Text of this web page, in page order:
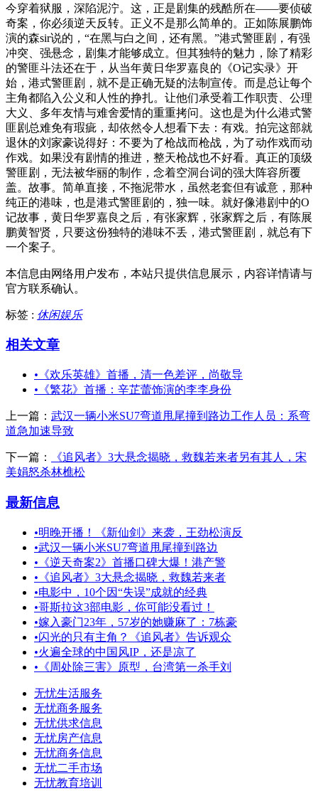
今穿着狱服，深陷泥泞。这，正是剧集的残酷所在——要侦破
奇案，你必须逆天反转。正义不是那么简单的。正如陈展鹏饰
演的森sir说的，“在黑与白之间，还有黑。”港式警匪剧，有强
冲突、强悬念，剧集才能够成立。但其独特的魅力，除了精彩
的警匪斗法还在于，从当年黄日华罗嘉良的《O记实录》开
始，港式警匪剧，就不是正确无疑的法制宣传。而是总让每个
主角都陷入公义和人性的挣扎。让他们承受着工作职责、公理
大义、多年友情与难舍爱情的重重拷问。这也是为什么港式警
匪剧总难免有瑕疵，却依然令人想看下去：有戏。拍完这部就
退休的刘家豪说得好：不要为了枪战而枪战，为了动作戏而动
作戏。如果没有剧情的推进，整天枪战也不好看。真正的顶级
警匪剧，无法被华丽的制作，念着空洞台词的强大阵容所覆
盖。故事。简单直接，不拖泥带水，虽然老套但有诚意，那种
纯正的港味，也是港式警匪剧的，独一味。就好像港剧中的O
记故事，黄日华罗嘉良之后，有张家辉，张家辉之后，有陈展
鹏黄智贤，只要这份独特的港味不丢，港式警匪剧，就总有下
一个案子。
本信息由网络用户发布， 本站只提供信息展示，内容详情请与
官方联系确认。
标签 : 休闲娱乐
相关文章
• 《欢乐英雄》首播，清一色差评，尚敬导
• 《繁花》首播：辛芷蕾饰演的李李身份
上一篇： 武汉一辆小米SU7弯道甩尾撞到路边工作人员：系弯
道急加速导致
下一篇：
《追风者》3大悬念揭晓，救魏若来者另有其人，宋
美娟怒杀林樵松
最新信息
•明晚开播！《新仙剑》来袭，王劲松演反
•武汉一辆小米SU7弯道甩尾撞到路边
• 《逆天奇案2》首播口碑大爆！港产警
• 《追风者》3大悬念揭晓，救魏若来者
•电影中，10个因“失误”成就的经典
•哥斯拉这3部电影，你可能没看过！
•嫁入豪门23年，57岁的她赚麻了：7栋豪
•闪光的只有主角？《追风者》告诉观众
•火遍全球的中国风IP，还是凉了
• 《周处除三害》原型，台湾第一杀手刘
无忧生活服务
无忧商务服务
无忧供求信息
无忧房产信息
无忧商务信息
无忧二手市场
无忧教育培训